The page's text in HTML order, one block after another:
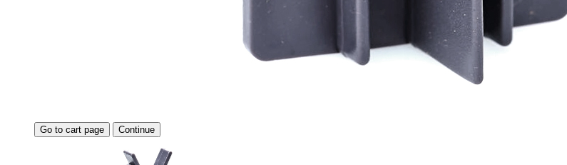
Go to cart page Continue